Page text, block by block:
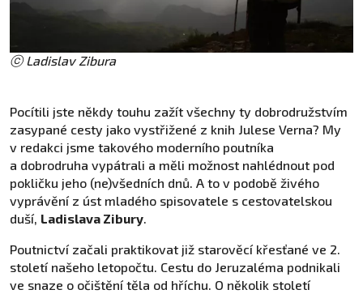
ⓒ Ladislav Zibura
Pocítili jste někdy touhu zažít všechny ty dobrodružstvím
zasypané cesty jako vystřižené z knih Julese Verna? My
v redakci jsme takového moderního poutníka
a dobrodruha vypátrali a měli možnost nahlédnout pod
pokličku jeho (ne)všedních dnů. A to v podobě živého
vyprávění z úst mladého spisovatele s cestovatelskou
duší, Ladislava Zibury.
Poutnictví začali praktikovat již starověcí křesťané ve 2.
století našeho letopočtu. Cestu do Jeruzaléma podnikali
ve snaze o očištění těla od hříchu. O několik století